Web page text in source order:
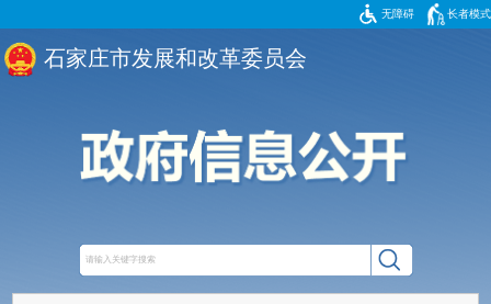
无障碍 长者模式
石家庄市发展和改革委员会